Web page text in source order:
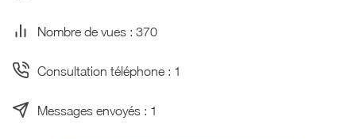
Nombre de vues : 370
Consultation téléphone : 1
Messages envoyés : 1